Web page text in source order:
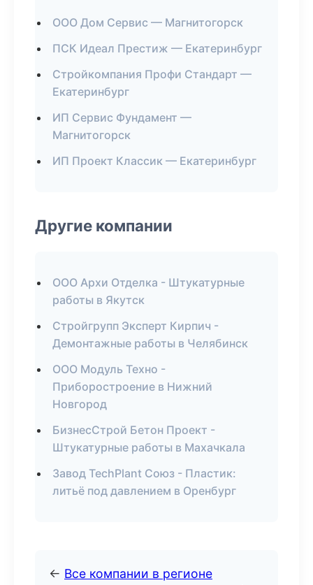
ООО Дом Сервис — Магнитогорск
ПСК Идеал Престиж — Екатеринбург
Стройкомпания Профи Стандарт —
Екатеринбург
ИП Сервис Фундамент —
Магнитогорск
ИП Проект Классик — Екатеринбург
Другие компании
ООО Архи Отделка - Штукатурные
работы в Якутск
Стройгрупп Эксперт Кирпич -
Демонтажные работы в Челябинск
ООО Модуль Техно -
Приборостроение в Нижний
Новгород
БизнесСтрой Бетон Проект -
Штукатурные работы в Махачкала
Завод TechPlant Союз - Пластик:
литьё под давлением в Оренбург
← Все компании в регионе